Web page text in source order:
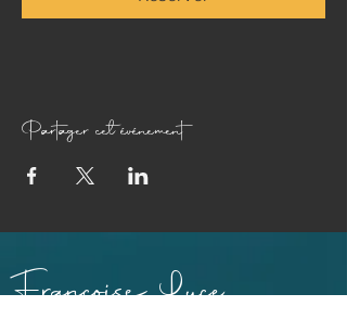
Partager cet événement
Françoise Luce